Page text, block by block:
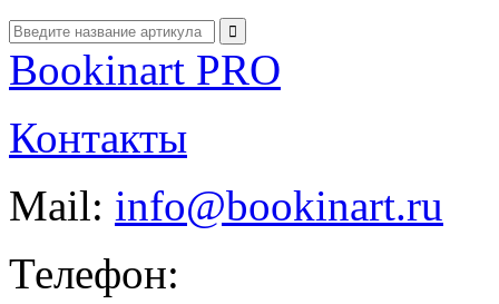
Bookinart PRO
Контакты
Mail: info@bookinart.ru
Телефон: